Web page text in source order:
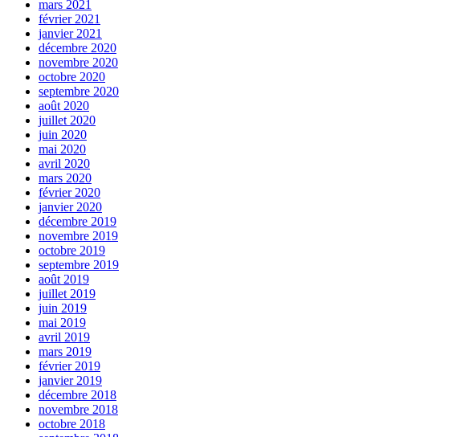
mars 2021
février 2021
janvier 2021
décembre 2020
novembre 2020
octobre 2020
septembre 2020
août 2020
juillet 2020
juin 2020
mai 2020
avril 2020
mars 2020
février 2020
janvier 2020
décembre 2019
novembre 2019
octobre 2019
septembre 2019
août 2019
juillet 2019
juin 2019
mai 2019
avril 2019
mars 2019
février 2019
janvier 2019
décembre 2018
novembre 2018
octobre 2018